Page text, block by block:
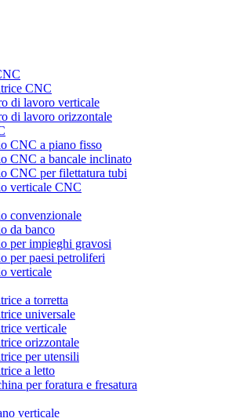
CNC
di lavoro verticale
di lavoro orizzontale
CNC a piano fisso
CNC a bancale inclinato
CNC per filettatura tubi
verticale CNC
convenzionale
da banco
per impieghi gravosi
per paesi petroliferi
verticale
a torretta
universale
verticale
orizzontale
per utensili
a letto
per foratura e fresatura
verticale